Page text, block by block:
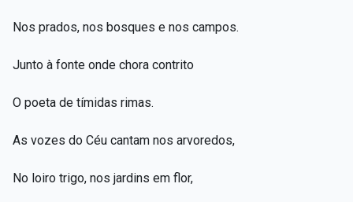
Nos prados, nos bosques e nos campos.
Junto à fonte onde chora contrito
O poeta de tímidas rimas.
As vozes do Céu cantam nos arvoredos,
No loiro trigo, nos jardins em flor,